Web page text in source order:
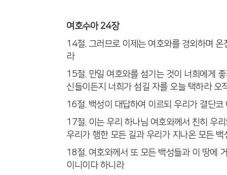
여호수아 24장
14절. 그러므로 이제는 여호와를 경외하며
라
15절. 만일 여호와를 섬기는 것이 너희에게
신들이든지 너희가 섬길 자를 오늘 택하라 오
16절. 백성이 대답하여 이르되 우리가 결단
17절. 이는 우리 하나님 여호와께서 친히 우
우리가 행한 모든 길과 우리가 지나온 모든
18절. 여호와께서 또 모든 백성들과 이 땅에
이니이다 하니라